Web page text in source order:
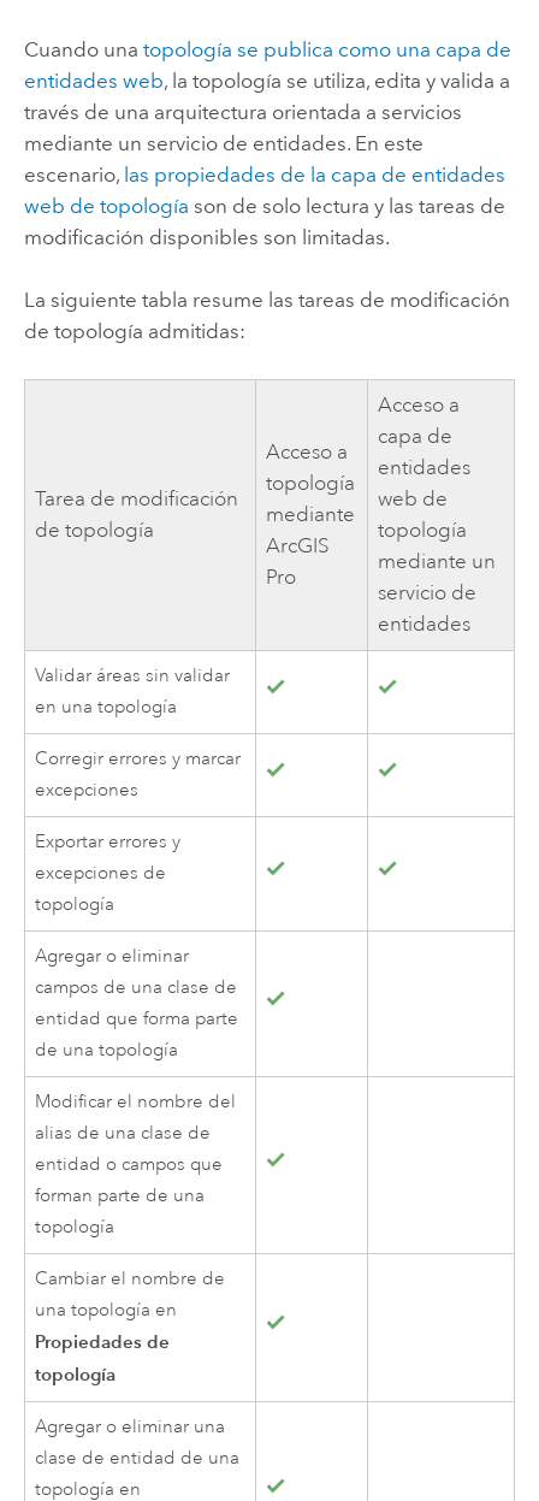
Cuando una topología se publica como una capa de
entidades web, la topología se utiliza, edita y valida a
través de una arquitectura orientada a servicios
mediante un servicio de entidades. En este
escenario, las propiedades de la capa de entidades
web de topología son de solo lectura y las tareas de
modificación disponibles son limitadas.
La siguiente tabla resume las tareas de modificación
de topología admitidas:
Tarea de modificación
de topología
Acceso a
topología
mediante
ArcGIS
Pro
Acceso a
capa de
entidades
web de
topología
mediante un
servicio de
entidades
Validar áreas sin validar
en una topología
Corregir errores y marcar
excepciones
Exportar errores y
excepciones de
topología
Agregar o eliminar
campos de una clase de
entidad que forma parte
de una topología
Modificar el nombre del
alias de una clase de
entidad o campos que
forman parte de una
topología
Cambiar el nombre de
una topología en
Propiedades de
topología
Agregar o eliminar una
clase de entidad de una
topología en